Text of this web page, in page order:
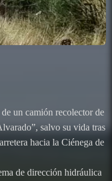
un camión recolector de
salvo su vida tras
hacia la Ciénega de
de dirección hidráulica